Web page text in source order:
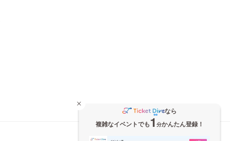
なら
複雑なイベントでも1 分かんたん登録！